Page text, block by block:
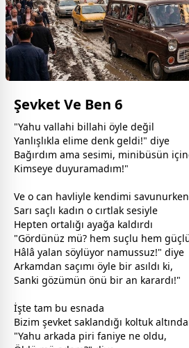
Şevket Ve Ben 6
"Yahu vallahi billahi öyle değil
Yanlışlıkla elime denk geldi!" diye
Bağırdım ama sesimi, minibüsün
Kimseye duyuramadım!"
Ve o can havliyle kendimi
Sarı saçlı kadın o cırtlak sesiyle
Hepten ortalığı ayağa kaldırdı
"Gördünüz mü? hem suçlu hem
Hâlâ yalan söylüyor namussuz!" diye
Arkamdan saçımı öyle bir asıldı ki,
Sanki gözümün önü bir an karardı!"
İşte tam bu esnada
Bizim şevket saklandığı koltuk
"Yahu arkada piri faniye ne oldu,